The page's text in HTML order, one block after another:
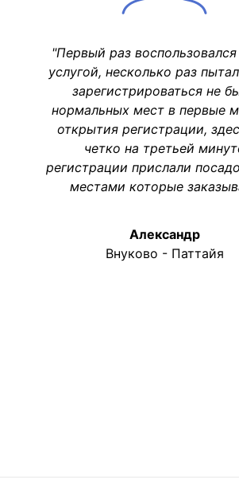
"Первый раз
услугой, несколько раз
зарегистрироваться не
нормальных мест в первые
открытия регистрации,
четко на третьей
регистрации прислали
местами которые
Александр
Внуково - Паттайя